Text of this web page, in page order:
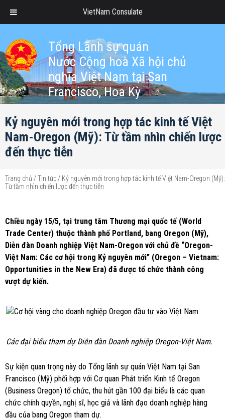
Tổng Lãnh sự quán
Nước Cộng hoà Xã hội chủ
nghĩa Việt Nam tại San
Francisco, Hoa Kỳ
Kỷ nguyên mới trong hợp tác kinh tế Việt
Nam-Oregon (Mỹ): Từ tầm nhìn chiến lược
đến thực tiễn
Trang chủ /Tin tức / Kỷ nguyên mới trong hợp tác kinh tế Việt Nam-Oregon (Mỹ):
Từ tầm nhìn chiến lược đến thực tiễn
Chiều ngày 15/5, tại trung tâm Thương mại quốc tế (World
Trade Center) thuộc thành phố Portland, bang Oregon (Mỹ),
Diễn đàn Doanh nghiệp Việt Nam-Oregon với chủ đề “Oregon-
Việt Nam: Các cơ hội trong Kỷ nguyên mới” (Oregon – Vietnam:
Opportunities in the New Era) đã được tổ chức thành công
vượt dự kiến.
Các đại biểu tham dự Diễn đàn Doanh nghiệp Oregon-Việt Nam.
Sự kiện quan trọng này do Tổng lãnh sự quán Việt Nam tại San
Francisco (Mỹ) phối hợp với Cơ quan Phát triển Kinh tế Oregon
(Business Oregon) tổ chức, thu hút gần 100 đại biểu là các quan
chức chính quyền, nghị sĩ, học giả và lãnh đạo doanh nghiệp hàng
đầu của bang Oregon tham dự.
VietNam Consulate